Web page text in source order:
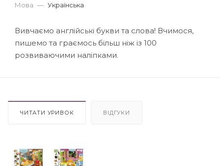
Мова — Українська
Вивчаємо англійські букви та слова! Вчимося,
пишемо та граємось більш ніж із 100
розвиваючими наліпками.
ЧИТАТИ УРИВОК ВІДГУКИ